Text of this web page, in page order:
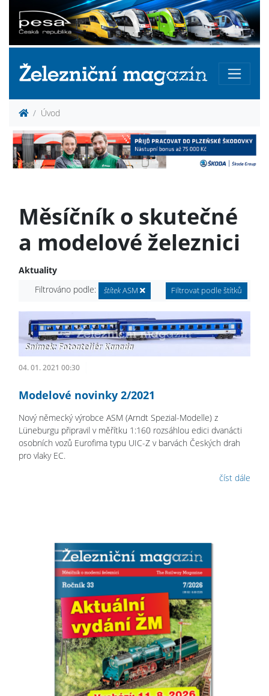
Úvod
Měsíčník o skutečné
a modelové železnici
Aktuality
Filtrováno podle:
štítekASM Filtrovat podle štítků
04. 01. 2021 00:30
Modelové novinky 2/2021
Nový německý výrobce ASM (Arndt Spezial-Modelle) z
Lüneburgu připravil v měřítku 1:160 rozsáhlou edici dvanácti
osobních vozů Eurofima typu UIC-Z v barvách Českých drah
pro vlaky EC.
číst dále